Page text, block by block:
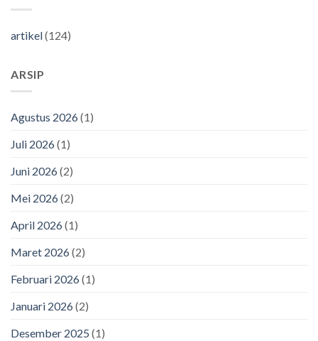
artikel(124)
ARSIP
Agustus 2026(1)
Juli 2026(1)
Juni 2026(2)
Mei 2026(2)
April 2026(1)
Maret 2026(2)
Februari 2026(1)
Januari 2026(2)
Desember 2025 (1)